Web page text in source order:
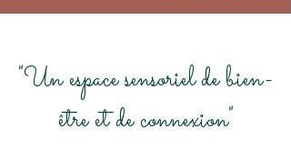
"Un espace sensoriel de bien-
être et de connexion"